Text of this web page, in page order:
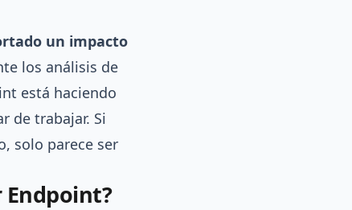
un impacto
los análisis de
está haciendo
de trabajar. Si
solo parece ser